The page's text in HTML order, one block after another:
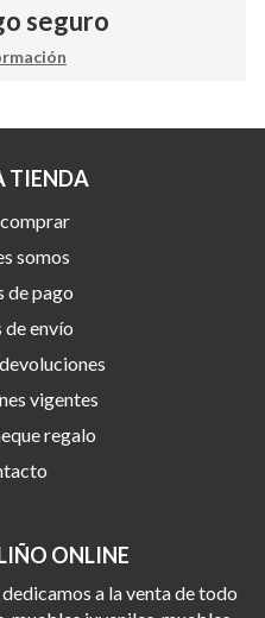
seguro
ONLINE
a la venta de todo
TIENDA
somos
de pago
de envío
vigentes
regalo